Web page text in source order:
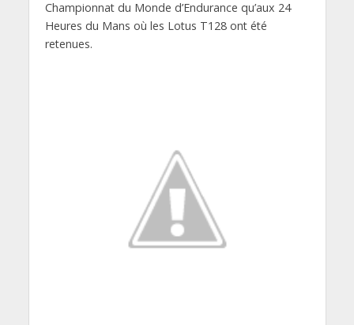
Championnat du Monde d’Endurance qu’aux 24
Heures du Mans où les Lotus T128 ont été
retenues.